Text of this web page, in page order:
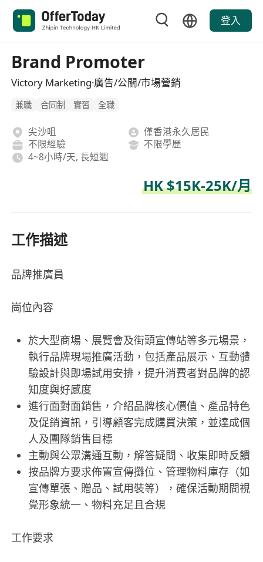
登入
Brand Promoter
Victory Marketing·廣告/公關/市場營銷
兼職 合同制 實習 全職
尖沙咀
僅香港永久居民
不限經驗
不限學歷
4~8小時/天, 長短週
HK $15K-25K/月
工作描述
品牌推廣員
崗位內容
於大型商場、展覽會及街頭宣傳站等多元場景，
執行品牌現場推廣活動，包括產品展示、互動體
驗設計與即場試用安排，提升消費者對品牌的認
知度與好感度
進行面對面銷售，介紹品牌核心價值、產品特色
及促銷資訊，引導顧客完成購買決策，並達成個
人及團隊銷售目標
主動與公眾溝通互動，解答疑問、收集即時反饋
按品牌方要求佈置宣傳攤位、管理物料庫存（如
宣傳單張、贈品、試用裝等），確保活動期間視
覺形象統一、物料充足且合規
工作要求